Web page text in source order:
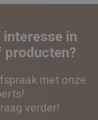
interesse in
producten?
met onze
verder!